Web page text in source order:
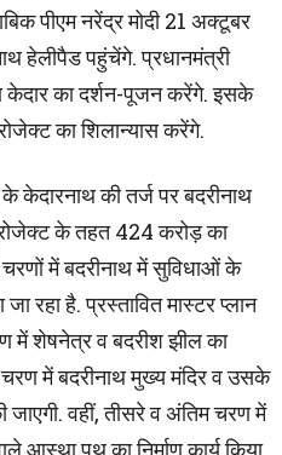
पीएम नरेंद्र मोदी 21 अक्टूबर
हेलीपैड पहुंचेंगे. प्रधानमंत्री
का दर्शन-पूजन करेंगे. इसके
का शिलान्यास करेंगे.
के केदारनाथ की तर्ज पर बदरीनाथ
के तहत 424 करोड़ का
चरणों में बदरीनाथ में सुविधाओं के
रहा है. प्रस्तावित मास्टर प्लान
में शेषनेत्र व बदरीश झील का
चरण में बदरीनाथ मुख्य मंदिर व उसके
वहीं, तीसरे व अंतिम चरण में
आस्था पथ का निर्माण कार्य किया